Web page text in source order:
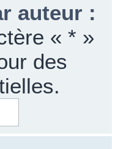
auteur :
« * »
des